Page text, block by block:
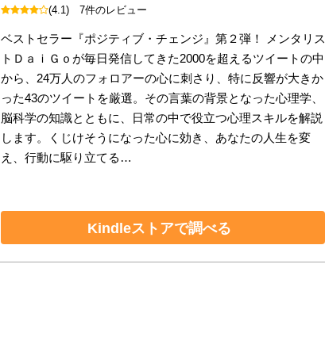
(4.1)7件のレビュー
ベストセラー『ポジティブ・チェンジ』第２弾！ メンタリス
トＤａｉＧｏが毎日発信してきた2000を超えるツイートの中
から、24万人のフォロアーの心に刺さり、特に反響が大きか
った43のツイートを厳選。その言葉の背景となった心理学、
脳科学の知識とともに、日常の中で役立つ心理スキルを解説
します。くじけそうになった心に効き、あなたの人生を変
え、行動に駆り立てる…
Kindleストアで調べる